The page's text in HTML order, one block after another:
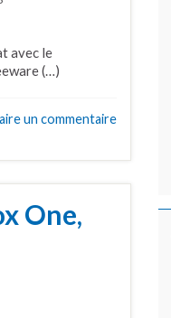
avec le
(…)
un commentaire
One,